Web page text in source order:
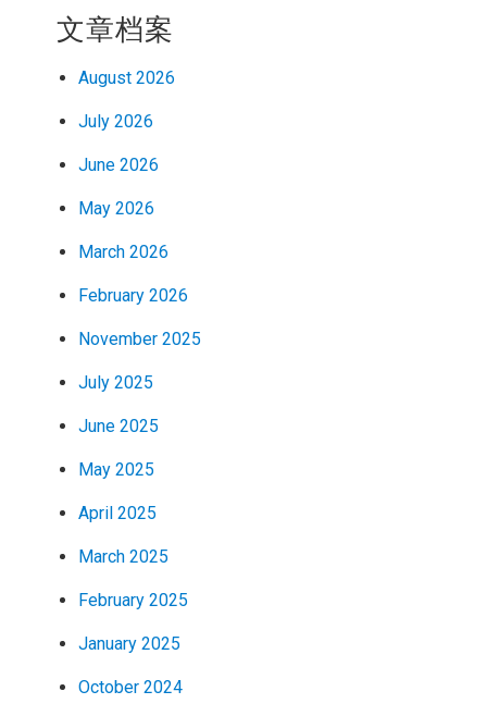
文章档案
August 2026
July 2026
June 2026
May 2026
March 2026
February 2026
November 2025
July 2025
June 2025
May 2025
April 2025
March 2025
February 2025
January 2025
October 2024